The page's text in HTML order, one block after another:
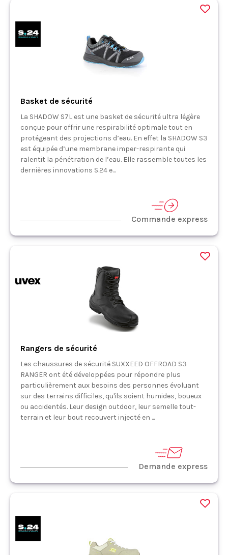
Basket de sécurité
La SHADOW S7L est une basket de sécurité ultra légère
conçue pour offrir une respirabilité optimale tout en
protégeant des projections d’eau. En effet la SHADOW S3
est équipée d’une membrane imper-respirante qui
ralentit la pénétration de l’eau. Elle rassemble toutes les
dernières innovations S.24 e...
Commande express
Rangers de sécurité
Les chaussures de sécurité SUXXEED OFFROAD S3
RANGER ont été développées pour répondre plus
particulièrement aux besoins des personnes évoluant
sur des terrains difficiles, qu'ils soient humides, boueux
ou accidentés. Leur design outdoor, leur semelle tout-
terrain et leur bout recouvert injecté en ...
Demande express